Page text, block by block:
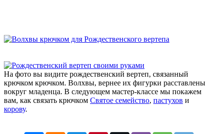
На фото вы видите рождественский вертеп, связанный
крючком крючком. Волхвы, вернее их фигурки расставлены
вокруг младенца. В следующем мастер-классе мы покажем
вам, как связать крючком Святое семейство, пастухов и
корову.